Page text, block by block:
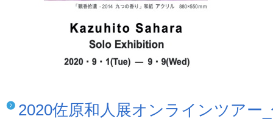
2020佐原和人展オンラインツアー